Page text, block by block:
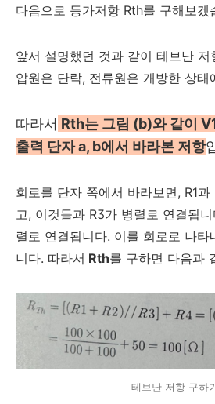
다음으로 등가저항 Rth를 구해보겠
앞서 설명했던 것과 같이 테브난
압원은 단락, 전류원은 개방한 상태
따라서 Rth는 그림 (b)와 같이
출력 단자 a, b에서 바라본 저항
회로를 단자 쪽에서 바라보면, R1
고, 이것들과 R3가 병렬로 연결됩
렬로 연결됩니다. 이를 회로로 나
니다. 따라서 Rth를 구하면 다음과
테브난 저항 구하